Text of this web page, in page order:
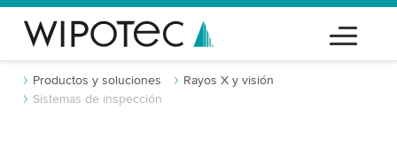
Productos y soluciones
Rayos X y visión
Sistemas de inspección